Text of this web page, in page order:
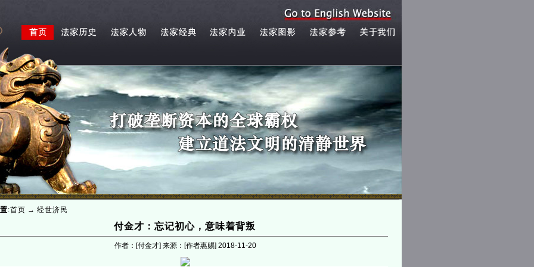
:首页 → 经世济民
付金才：忘记初心，意味着背叛
作者：[付金才] 来源：[作者惠赐] 2018-11-20